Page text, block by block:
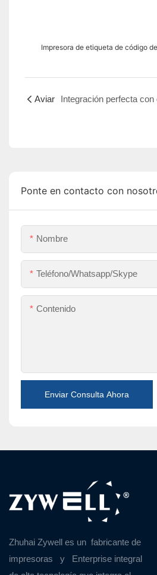
Impresora de etiqueta de código
Aviar
Ponte en contacto con
Nombre
Teléfono/whatsapp/skype
Contenido
Enviar Consulta Ahora
Zhuhai Zywell es un fabricante de
impresoras
y
Enterprise integral